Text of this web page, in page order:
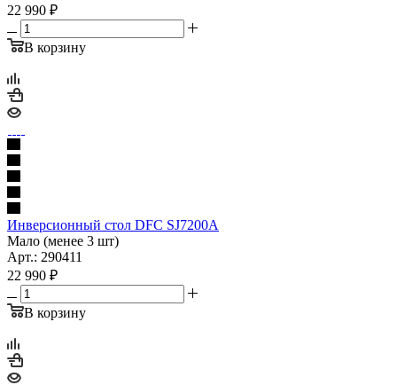
22 990 ₽
В корзину
Инверсионный стол DFC SJ7200A
Мало (менее 3 шт)
Арт.: 290411
22 990 ₽
В корзину